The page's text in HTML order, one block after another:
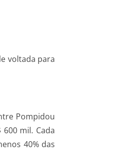
voltada para
Pompidou
mil. Cada
40% das